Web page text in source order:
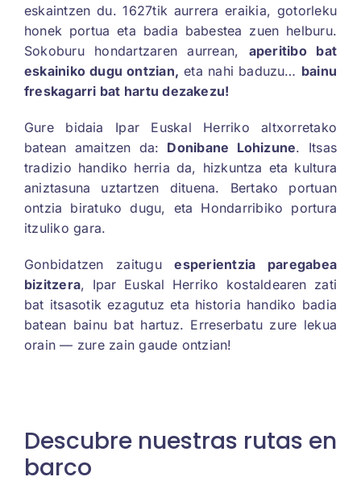
eskaintzen du. 1627tik aurrera eraikia, gotorleku
honek portua eta badia babestea zuen helburu.
Sokoburu hondartzaren aurrean, aperitibo bat
eskainiko dugu ontzian, eta nahi baduzu… bainu
freskagarri bat hartu dezakezu!
Gure bidaia Ipar Euskal Herriko altxorretako
batean amaitzen da: Donibane Lohizune. Itsas
tradizio handiko herria da, hizkuntza eta kultura
aniztasuna uztartzen dituena. Bertako portuan
ontzia biratuko dugu, eta Hondarribiko portura
itzuliko gara.
Gonbidatzen zaituguesperientzia paregabea
bizitzera, Ipar Euskal Herriko kostaldearen zati
bat itsasotik ezagutuz eta historia handiko badia
batean bainu bat hartuz. Erreserbatu zure lekua
orain — zure zain gaude ontzian!
Descubre nuestras rutas en
barco